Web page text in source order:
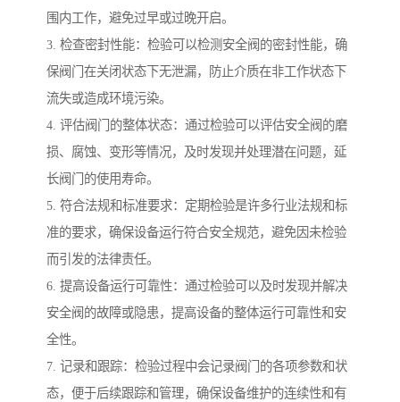
围内工作，避免过早或过晚开启。
3. 检查密封性能：检验可以检测安全阀的密封性能，确
保阀门在关闭状态下无泄漏，防止介质在非工作状态下
流失或造成环境污染。
4. 评估阀门的整体状态：通过检验可以评估安全阀的磨
损、腐蚀、变形等情况，及时发现并处理潜在问题，延
长阀门的使用寿命。
5. 符合法规和标准要求：定期检验是许多行业法规和标
准的要求，确保设备运行符合安全规范，避免因未检验
而引发的法律责任。
6. 提高设备运行可靠性：通过检验可以及时发现并解决
安全阀的故障或隐患，提高设备的整体运行可靠性和安
全性。
7. 记录和跟踪：检验过程中会记录阀门的各项参数和状
态，便于后续跟踪和管理，确保设备维护的连续性和有